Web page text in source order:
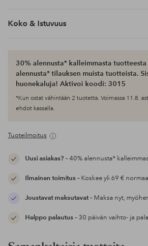
Koko & Istuvuus
30% alennusta* kalleimmasta
alennusta* tilauksen muista tuotteista.
huonekaluja! Aktivoi koodi: 3015
*Kun ostat vähintään 2 tuotetta. Voimassa 11.8.
ehdot kassalla.
Tuoteilmoitus
Uusi asiakas?– 40% alennusta*
Ilmainen toimitus– Koskee yli 69 €
Joustavat maksutavat– Maksa nyt,
Helppo palautus– 30 päivän vaihto- ja